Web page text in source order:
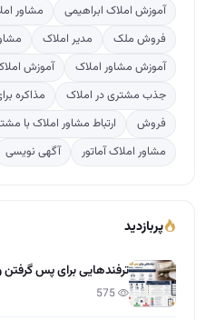
آموزش املاک ابراهیمی
مشاور
فروش ملک
مدیر املاک
آموزش مشاور املاک
آموزش
جذب مشتری در املاک
مذاکره
فروش
ارتباط مشاور املاک با
مشاور املاک آماتور
آگهی نویسی
پربازدید
ترفندهایی برای پس گرفتن